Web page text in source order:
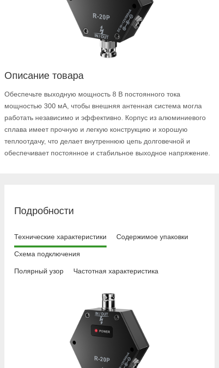
Описание товара
Обеспечьте выходную мощность 8 В постоянного тока
мощностью 300 мА, чтобы внешняя антенная система могла
работать независимо и эффективно. Корпус из алюминиевого
сплава имеет прочную и легкую конструкцию и хорошую
теплоотдачу, что делает внутреннюю цепь долговечной и
обеспечивает постоянное и стабильное выходное напряжение.
Подробности
Технические характеристики Содержимое упаковки
Схема подключения
Полярный узор Частотная характеристика